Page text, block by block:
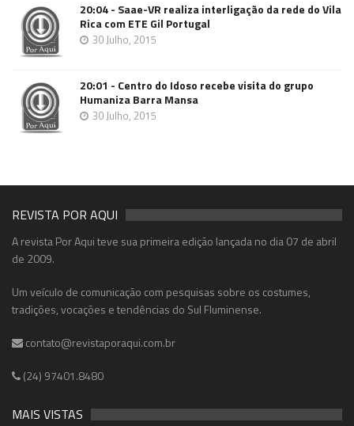
20:04 - Saae-VR realiza interligação da rede do Vila
Rica com ETE Gil Portugal
30 Julho, 2015
20:01 - Centro do Idoso recebe visita do grupo
Humaniza Barra Mansa
30 Julho, 2015
REVISTA POR AQUI
A revista Por Aqui teve sua primeira edição lançada no dia 07 de abril
de 2009.
Um veículo de comunicação com pesquisas sobre os costumes,
tradições, vocações e tendências do Sul Fluminense.
contato@revistaporaqui.com.br
(24) 97401.8480
MAIS VISTAS